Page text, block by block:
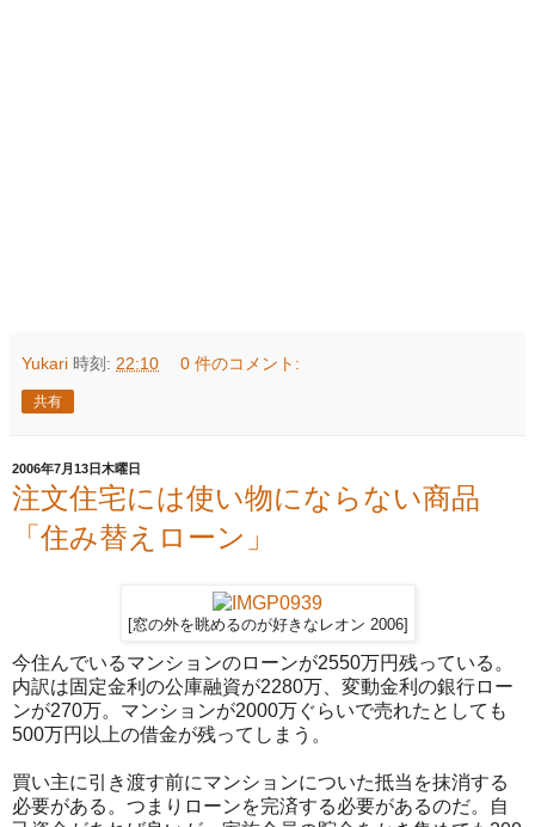
Yukari 時刻: 22:10 0 件のコメント:
共有
2006年7月13日木曜日
注文住宅には使い物にならない商品
「住み替えローン」
[窓の外を眺めるのが好きなレオン 2006]
今住んでいるマンションのローンが2550万円残っている。
内訳は固定金利の公庫融資が2280万、変動金利の銀行ロー
ンが270万。マンションが2000万ぐらいで売れたとしても
500万円以上の借金が残ってしまう。
買い主に引き渡す前にマンションについた抵当を抹消する
必要がある。つまりローンを完済する必要があるのだ。自